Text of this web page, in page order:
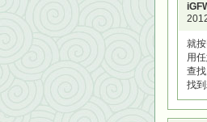
就按
用
查
找